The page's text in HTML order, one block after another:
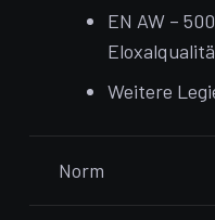
EN AW –
Weitere
Norm